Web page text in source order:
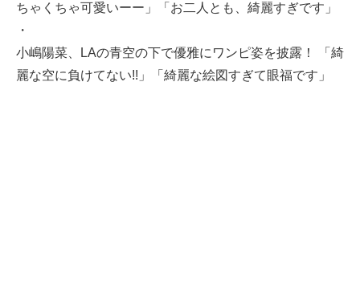
ちゃくちゃ可愛いーー」「お二人とも、綺麗すぎです」
・
小嶋陽菜、LAの青空の下で優雅にワンピ姿を披露！ 「綺
麗な空に負けてない!!」「綺麗な絵図すぎて眼福です」